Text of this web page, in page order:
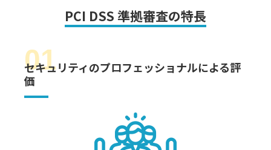
PCI DSS 準拠審査の特長
01
セキュリティのプロフェッショナルによる評
価